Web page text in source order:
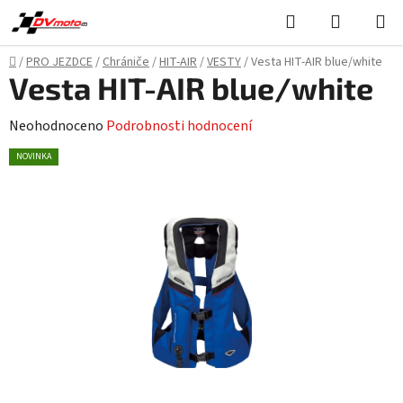
Přejít
na
obsah
Hledat
KOŠÍK
Domů
/PRO JEZDCE/Chrániče/HIT-AIR/VESTY/Vesta HIT-AIR blue/white
Vesta HIT-AIR blue/white
Průměrné
hodnocení
Neohodnoceno Podrobnosti hodnocení
NOVINKA